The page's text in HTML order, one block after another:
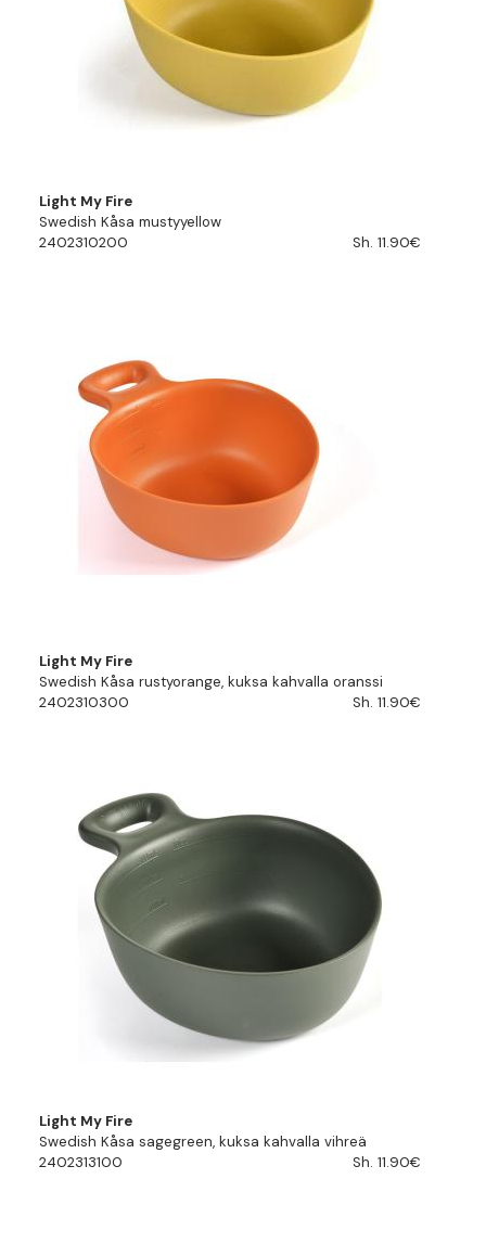
Light My Fire
Swedish Kåsa mustyyellow
2402310200
Sh. 11.90€
Light My Fire
Swedish Kåsa rustyorange, kuksa kahvalla oranssi
2402310300
Sh. 11.90€
Light My Fire
Swedish Kåsa sagegreen, kuksa kahvalla vihreä
2402313100
Sh. 11.90€